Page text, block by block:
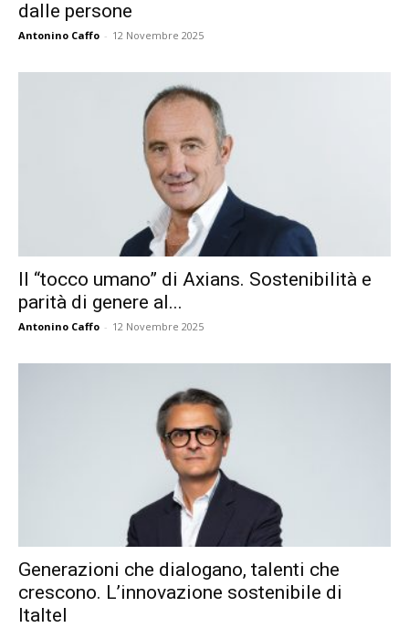
dalle persone
Antonino Caffo - 12 Novembre 2025
Il “tocco umano” di Axians. Sostenibilità e
parità di genere al...
Antonino Caffo - 12 Novembre 2025
Generazioni che dialogano, talenti che
crescono. L’innovazione sostenibile di
Italtel